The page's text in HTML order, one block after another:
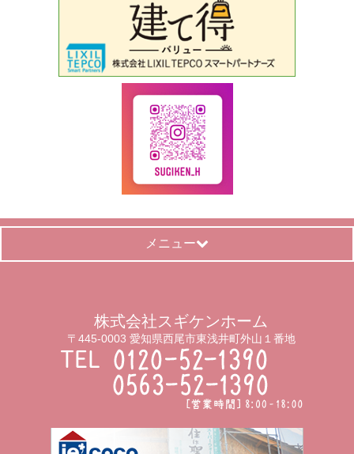
メニュー
株式会社スギケンホーム
〒445-0003 愛知県西尾市東浅井町外山１番地